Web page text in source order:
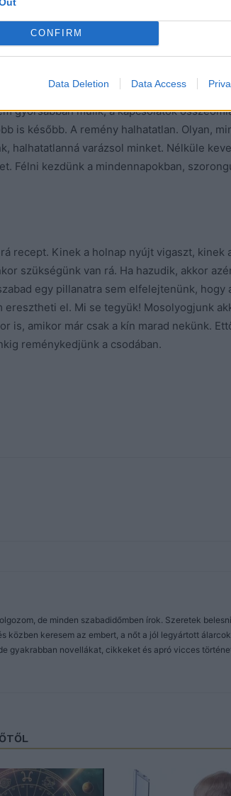
CONFIRM
Data Deletion Data Access
kell vennünk, a remény által erőssé
jön egyszer, de a remény is, hogy lehet
gyorsabban múlik, a kapcsolatok
is később. A remény halhatatlan. Olyan,
halhatatlanná varázsol minket. Nélküle
Félni kezdünk a mindennapokban,
recept. Kinek a holnap nyújt vigaszt, kinek
szükségünk van rá. Ha hazudik, akkor
egy pillanatra sem elfelejtenünk, hogy
el. Mi se tegyük! Mosolyogjunk
is, amikor már csak a kín marad nekünk.
reménykedjünk a csodában.
de minden szabadidőmben írok. Szeretek
közben keresem az embert, a nőt a jól legyártott álarcok
gyakrabban novellákat, cikkeket és apró vicces